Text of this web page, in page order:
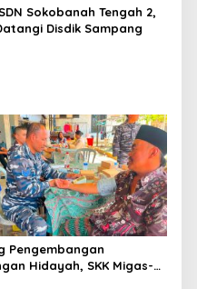
Sokobanah Tengah 2,
Disdik Sampang
Pengembangan
Hidayah, SKK Migas-